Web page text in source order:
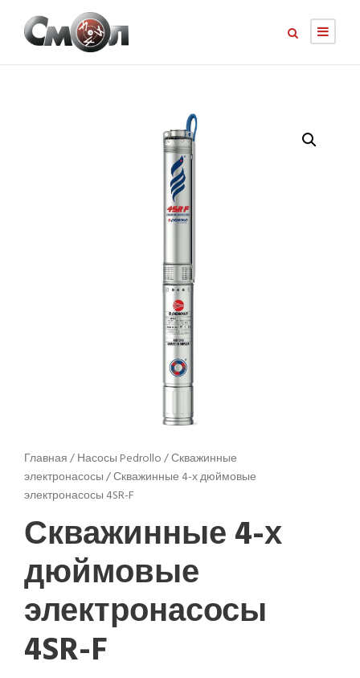
Главная/Насосы Pedrollo/Скважинные
электронасосы/ Скважинные 4-х дюймовые
электронасосы 4SR-F
Скважинные 4-х
дюймовые
электронасосы
4SR-F